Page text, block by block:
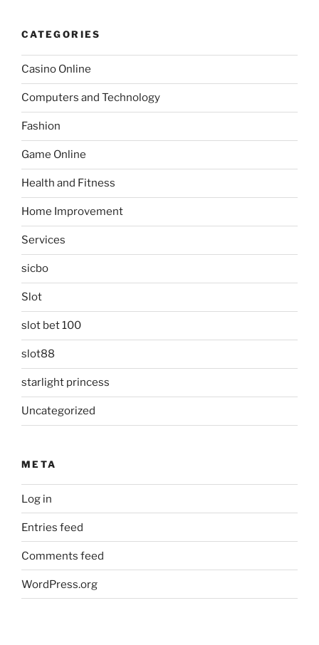
CATEGORIES
Casino Online
Computers and Technology
Fashion
Game Online
Health and Fitness
Home Improvement
Services
sicbo
Slot
slot bet 100
slot88
starlight princess
Uncategorized
META
Log in
Entries feed
Comments feed
WordPress.org